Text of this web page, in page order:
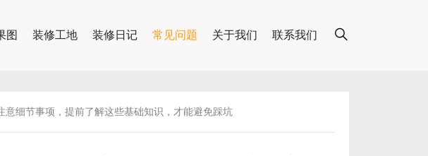
图 装修工地 装修日记 常见问题 关于我们 联系我们
意细节事项，提前了解这些基础知识，才能避免踩坑